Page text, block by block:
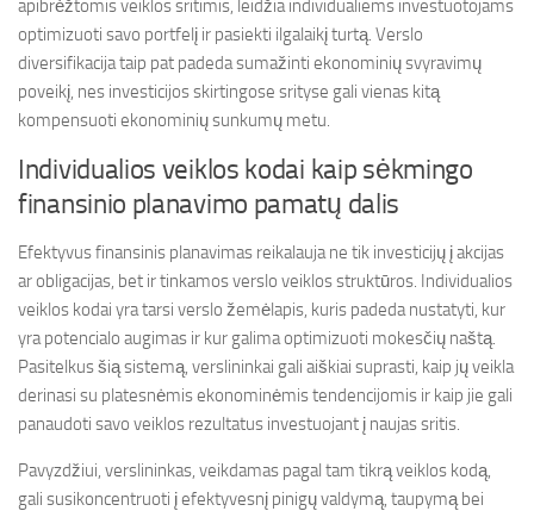
apibrėžtomis veiklos sritimis, leidžia individualiems investuotojams
optimizuoti savo portfelį ir pasiekti ilgalaikį turtą. Verslo
diversifikacija taip pat padeda sumažinti ekonominių svyravimų
poveikį, nes investicijos skirtingose srityse gali vienas kitą
kompensuoti ekonominių sunkumų metu.
Individualios veiklos kodai kaip sėkmingo
finansinio planavimo pamatų dalis
Efektyvus finansinis planavimas reikalauja ne tik investicijų į akcijas
ar obligacijas, bet ir tinkamos verslo veiklos struktūros. Individualios
veiklos kodai yra tarsi verslo žemėlapis, kuris padeda nustatyti, kur
yra potencialo augimas ir kur galima optimizuoti mokesčių naštą.
Pasitelkus šią sistemą, verslininkai gali aiškiai suprasti, kaip jų veikla
derinasi su platesnėmis ekonominėmis tendencijomis ir kaip jie gali
panaudoti savo veiklos rezultatus investuojant į naujas sritis.
Pavyzdžiui, verslininkas, veikdamas pagal tam tikrą veiklos kodą,
gali susikoncentruoti į efektyvesnį pinigų valdymą, taupymą bei